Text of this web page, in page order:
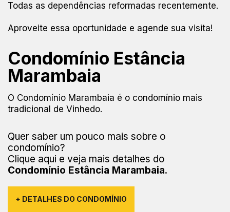
Todas as dependências reformadas recentemente.
Aproveite essa oportunidade e agende sua visita!
Condomínio Estância
Marambaia
O Condomínio Marambaia é o condomínio mais
tradicional de Vinhedo.
Quer saber um pouco mais sobre o
condomínio?
Clique aqui e veja mais detalhes do
Condomínio Estância Marambaia.
+ DETALHES DO CONDOMÍNIO